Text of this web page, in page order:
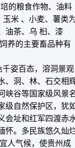
的粮食作物、油料
米 、小麦、薯类
油茶、乌 桕、漆
养的主要畜品种有
姿百态，溶洞景观
、洞、林、石交相
峡谷等国家级风景
级自然保护区，犹
会址和红军四渡赤
怀。多民族悠久灿
人气候，使贵州成